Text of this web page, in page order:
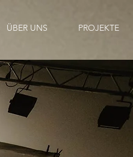
ÜBER UNS PROJEKTE